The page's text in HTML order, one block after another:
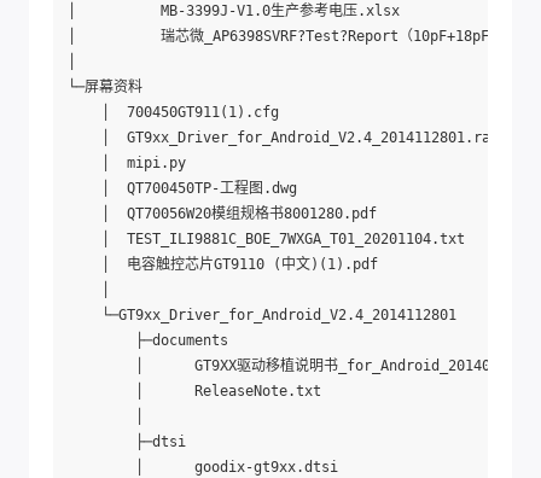
│          MB-3399J-V1.0生产参考电压.xlsx
│          瑞芯微_AP6398SVRF?Test?Report（10pF+18pF）.pdf
└─屏幕资料
    │  700450GT911(1).cfg
    │  GT9xx_Driver_for_Android_V2.4_2014112801.rar
    │  mipi.py
    │  QT700450TP-工程图.dwg
    │  QT70056W20模组规格书8001280.pdf
    │  TEST_ILI9881C_BOE_7WXGA_T01_20201104.txt
    │  电容触控芯片GT9110 (中文)(1).pdf
    └─GT9xx_Driver_for_Android_V2.4_2014112801
        ├─documents
│      GT9XX驱动移植说明书
        │      ReleaseNote.txt
        ├─dtsi
        │      goodix-gt9xx.dtsi